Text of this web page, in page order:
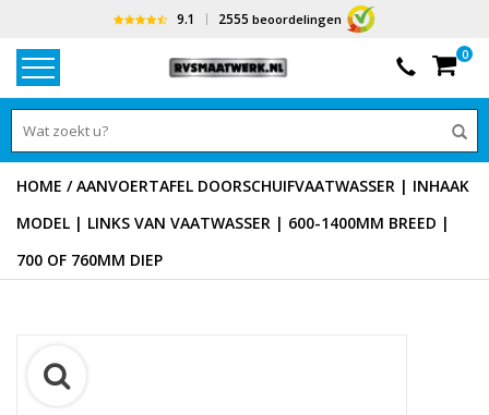
9.1 2555 beoordelingen
0
HOME /AANVOERTAFEL DOORSCHUIFVAATWASSER | INHAAK
MODEL | LINKS VAN VAATWASSER | 600-1400MM BREED |
700 OF 760MM DIEP